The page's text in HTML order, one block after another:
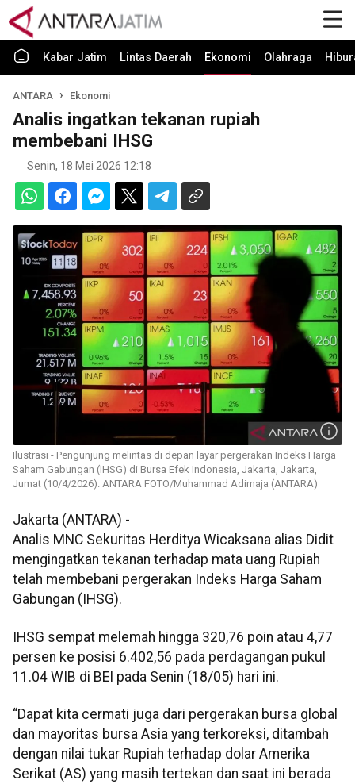
Kabar Jatim Lintas Daerah Ekonomi Olahraga
ANTARA Ekonomi
Analis ingatkan tekanan rupiah
membebani IHSG
Senin, 18 Mei 2026 12:18
Ilustrasi - Pengunjung melintas di depan layar pergerakan Indeks Harga
Saham Gabungan (IHSG) di Bursa Efek Indonesia, Jakarta, Jakarta,
Jumat (10/4/2026). ANTARA FOTO/Muhammad Adimaja (ANTARA)
Jakarta (ANTARA) -
Analis MNC Sekuritas Herditya Wicaksana alias Didit
mengingatkan tekanan terhadap mata uang Rupiah
telah membebani pergerakan Indeks Harga Saham
Gabungan (IHSG).
IHSG sempat melemah hingga 320,76 poin atau 4,77
persen ke posisi 6.402,56 pada perdagangan pukul
11.04 WIB di BEI pada Senin (18/05) hari ini.
“Dapat kita cermati juga dari pergerakan bursa global
dan mayoritas bursa Asia yang terkoreksi, ditambah
dengan nilai tukar Rupiah terhadap dolar Amerika
Serikat (AS) yang masih tertekan dan saat ini berada